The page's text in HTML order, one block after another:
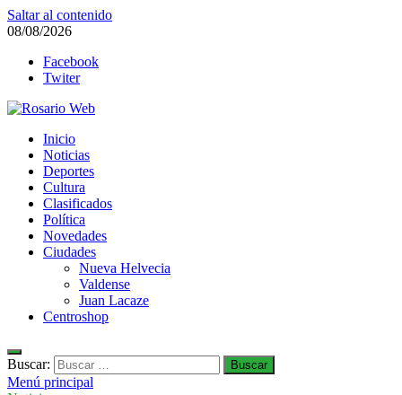
Saltar al contenido
08/08/2026
Facebook
Twiter
Rosario Web
Todas la noticias de Rosario y la zona
Inicio
Noticias
Deportes
Cultura
Clasificados
Política
Novedades
Ciudades
Nueva Helvecia
Valdense
Juan Lacaze
Centroshop
Buscar:
Menú principal